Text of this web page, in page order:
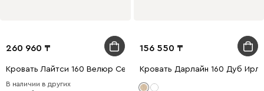
260 960
Кровать Лайтси 160 Велюр Серый
В наличии в других
156 550
Кровать Дарлайн 160 Дуб